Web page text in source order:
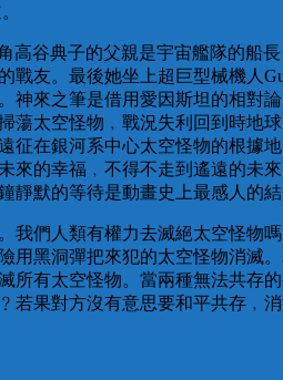
高谷典子的父親是宇宙艦隊的
友。最後她坐上超巨型械機人
來之筆是借用愛因斯坦的相對
太空怪物﹐戰況失利回到時地
在銀河系中心太空怪物的根據
的幸福﹐不得不走到遙遠的未
默的等待是動畫史上最感人的結
們人類有權力去滅絕太空怪物
黑洞彈把來犯的太空怪物消滅
有太空怪物。當兩種無法共存
果對方沒有意思要和平共存﹐